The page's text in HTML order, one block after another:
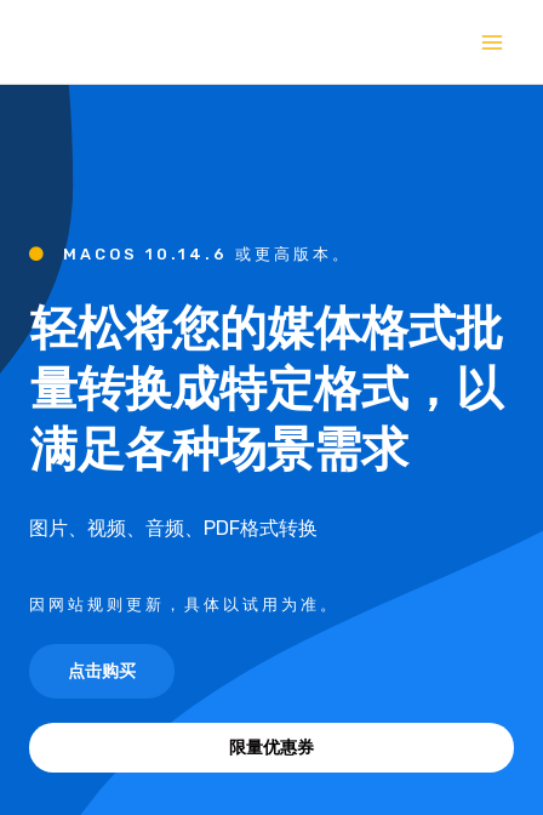
MACOS 10.14.6 或更高版本。
轻松将您的媒体格式批
量转换成特定格式，以
满足各种场景需求
图片、视频、音频、PDF格式转换
因网站规则更新，具体以试用为准。
点击购买
限量优惠券